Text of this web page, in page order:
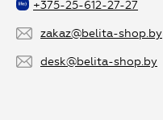
+375-25-612-27-27
zakaz@belita-shop.by
desk@belita-shop.by